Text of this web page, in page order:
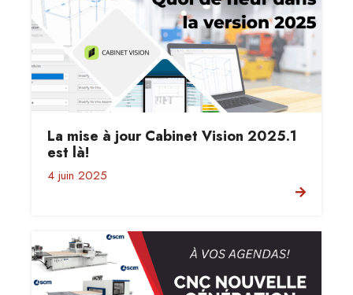
La mise à jour Cabinet Vision 2025.1
est là!
4 juin 2025